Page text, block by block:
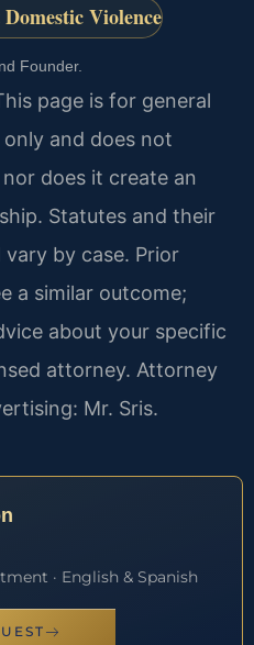
Violence
Founder.
page is for general
and does not
does it create an
Statutes and their
by case. Prior
a similar outcome;
about your specific
attorney. Attorney
Mr. Sris.
· English & Spanish